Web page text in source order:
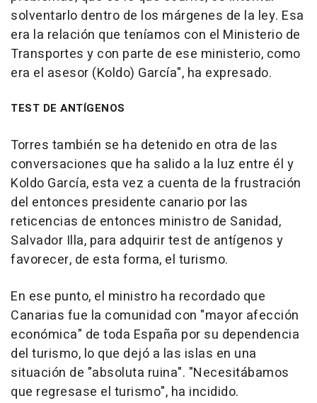
solventarlo dentro de los márgenes de la ley. Esa
era la relación que teníamos con el Ministerio de
Transportes y con parte de ese ministerio, como
era el asesor (Koldo) García", ha expresado.
TEST DE ANTÍGENOS
Torres también se ha detenido en otra de las
conversaciones que ha salido a la luz entre él y
Koldo García, esta vez a cuenta de la frustración
del entonces presidente canario por las
reticencias de entonces ministro de Sanidad,
Salvador Illa, para adquirir test de antígenos y
favorecer, de esta forma, el turismo.
En ese punto, el ministro ha recordado que
Canarias fue la comunidad con "mayor afección
económica" de toda España por su dependencia
del turismo, lo que dejó a las islas en una
situación de "absoluta ruina". "Necesitábamos
que regresase el turismo", ha incidido.